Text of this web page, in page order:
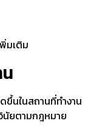
มเติม
ขึ้นในสถานที่ทำงาน
นัยตามกฎหมาย